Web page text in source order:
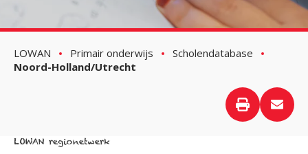
LOWAN Primair onderwijs
Scholendatabase
Noord-Holland/Utrecht
LOWAN regionetwerk